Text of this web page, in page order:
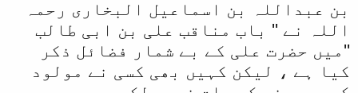
بن عبداللہ بن اسماعیل البخاری رحمہ
اللہ نے '' باب مناقب علی بن ابی طالب
''میں حضرت علی کے بے شمار فضائل ذکر
کیا ہے ، لیکن کہیں بھی کسی نے مولود